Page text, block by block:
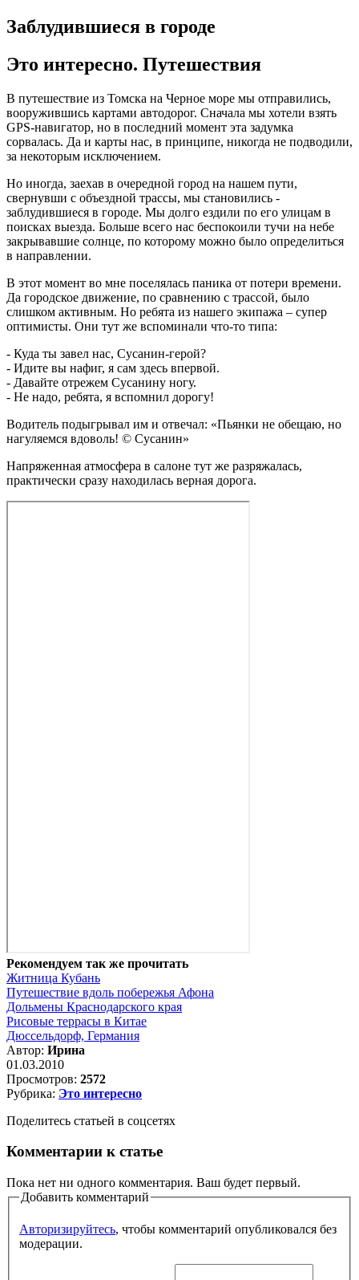
Заблудившиеся в городе
Это интересно. Путешествия
В путешествие из Томска на Черное море мы отправились,
вооружившись картами автодорог. Сначала мы хотели взять
GPS-навигатор, но в последний момент эта задумка
сорвалась. Да и карты нас, в принципе, никогда не подводили,
за некоторым исключением.
Но иногда, заехав в очередной город на нашем пути,
свернувши с объездной трассы, мы становились -
заблудившиеся в городе. Мы долго ездили по его улицам в
поисках выезда. Больше всего нас беспокоили тучи на небе
закрывавшие солнце, по которому можно было определиться
в направлении.
В этот момент во мне поселялась паника от потери времени.
Да городское движение, по сравнению с трассой, было
слишком активным. Но ребята из нашего экипажа – супер
оптимисты. Они тут же вспоминали что-то типа:
- Куда ты завел нас, Сусанин-герой?
- Идите вы нафиг, я сам здесь впервой.
- Давайте отрежем Сусанину ногу.
- Не надо, ребята, я вспомнил дорогу!
Водитель подыгрывал им и отвечал: «Пьянки не обещаю, но
нагуляемся вдоволь! © Сусанин»
Напряженная атмосфера в салоне тут же разряжалась,
практически сразу находилась верная дорога.
Рекомендуем так же прочитать
Житница Кубань
Путешествие вдоль побережья Афона
Дольмены Краснодарского края
Рисовые террасы в Китае
Дюссельдорф, Германия
Автор: Ирина
01.03.2010
Просмотров: 2572
Рубрика: Это интересно
Поделитесь статьей в соцсетях
Комментарии к статье
Пока нет ни одного комментария. Ваш будет первый.
Добавить комментарий
Авторизируйтесь, чтобы комментарий опубликовался без
модерации.